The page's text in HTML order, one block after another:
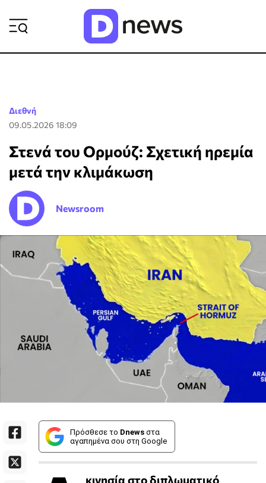
Διεθνή
09.05.2026 18:09
Στενά του Ορμούζ: Σχετική ηρεμία
μετά την κλιμάκωση
Newsroom
Πρόσθεσε το Dnews στα
αγαπημένα σου στη Google
κινησία στο διπλωματικό